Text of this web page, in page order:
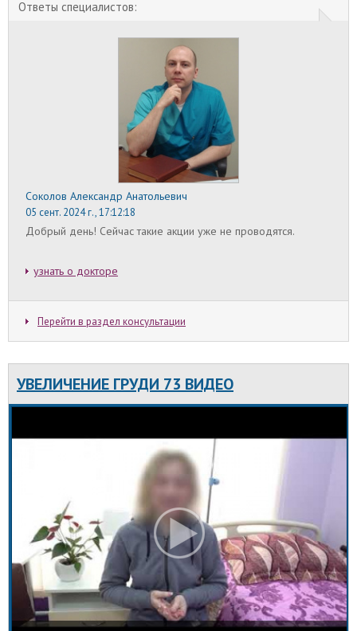
вертикальная мастопексия.
Все чаще женщины решаются на операцию по
увеличению груди в возрасте до 30 лет, поэтому
беременность после маммопластики –
распространенное явление.
Удаление шрамов после маммопластики
В процессе операции по увеличению груди
делается надрез по всем слоям кожи, поэтому
остаются шрамы. С учетом степени регенерации
кожного покрова в среднем в течение первого
года после маммопластики формируются шрамы.
Рубцы затягиваются, бледнеют, уплощаются, а их
состояние становится стабильным. В это время
можно приступать к процедурам по удалению
следов увеличения груди.
Увеличение груди в подростковом возрасте
увеличить грудь ребенку, учитывая высокую
увеличить грудь.
Ответы специалистов:
Соколов Александр Анатольевич
05 сент. 2024 г., 17:12:18
Добрый день! Сейчас такие акции уже не проводятся.
узнать о докторе
Перейти в раздел консультации
УВЕЛИЧЕНИЕ ГРУДИ 73 ВИДЕО